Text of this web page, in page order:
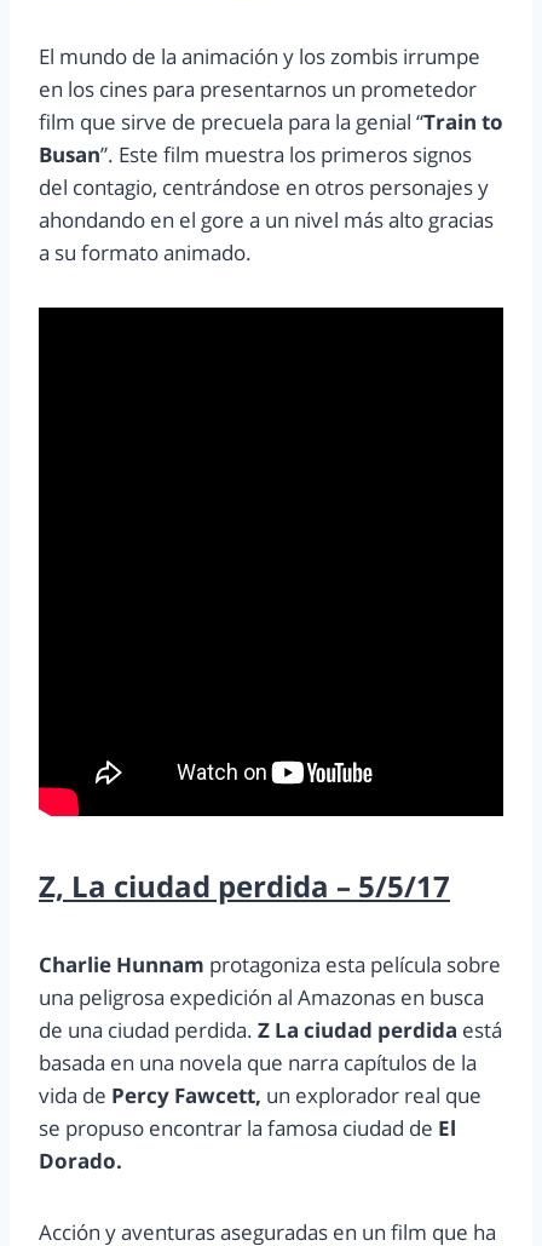
El mundo de la animación y los zombis irrumpe
en los cines para presentarnos un prometedor
film que sirve de precuela para la genial “Train to
Busan”. Este film muestra los primeros signos
del contagio, centrándose en otros personajes y
ahondando en el gore a un nivel más alto gracias
a su formato animado.
Z, La ciudad perdida – 5/5/17
Charlie Hunnam protagoniza esta película sobre
una peligrosa expedición al Amazonas en busca
de una ciudad perdida. Z La ciudad perdida está
basada en una novela que narra capítulos de la
vida de Percy Fawcett, un explorador real que
se propuso encontrar la famosa ciudad de El
Dorado.
Acción y aventuras aseguradas en un film que ha